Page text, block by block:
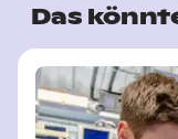
Das